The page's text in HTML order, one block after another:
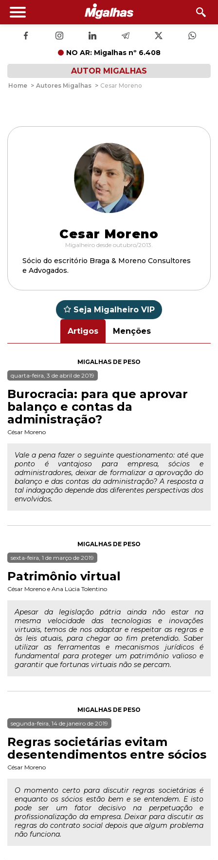
NO AR: Migalhas nº 6.408
AUTOR MIGALHAS
Home > Autores Migalhas > Cesar Moreno
Cesar Moreno
Migalheiro desde outubro/2013.
Sócio do escritório Braga & Moreno Consultores
e Advogados.
Seja Migalheiro VIP
Artigos Menções
MIGALHAS DE PESO
quarta-feira, 3 de abril de 2019
Burocracia: para que aprovar
balanço e contas da
administração?
César Moreno
Vale a pena fazer o seguinte questionamento: até que
ponto é vantajoso para empresa, sócios e
administradores, deixar de formalizar a aprovação do
balanço e das contas da administração? A resposta a
tal indagação depende das diferentes perspectivas dos
envolvidos.
MIGALHAS DE PESO
sexta-feira, 1 de março de 2019
Patrimônio virtual
César Moreno e Ana Lúcia Tolentino
Apesar da legislação pátria ainda não estar na
mesma velocidade das tecnologias e inovações
virtuais, temos de nos adaptar e respeitar as regras e
às leis atuais, para chegar ao fim pretendido. Saber
utilizar as ferramentas e mecanismos jurídicos é
fundamental para proteger um patrimônio valioso e
garantir que fortunas virtuais não se percam.
MIGALHAS DE PESO
segunda-feira, 14 de janeiro de 2019
Regras societárias evitam
desentendimentos entre sócios
César Moreno
O momento certo para discutir regras societárias é
enquanto os sócios estão bem e se entendem. E isto
pode ser um fator decisivo na perpetuação e
profissionalização da empresa. Deixar para discutir as
regras do contrato social depois que algum problema
não funciona.